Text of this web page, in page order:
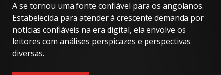
A se tornou uma fonte confiável para os angolanos.
Estabelecida para atender à crescente demanda por
notícias confiáveis ​​na era digital, ela envolve os
leitores com análises perspicazes e perspectivas
diversas.